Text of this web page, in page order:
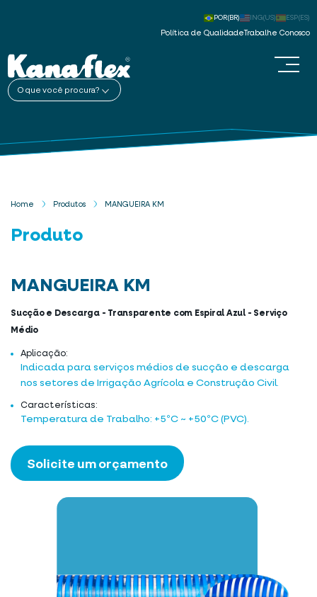
Política de Qualidade Trabalhe Conosco
POR(BR) ING(US) ESP(ES)
O que você procura?
Home Produtos MANGUEIRA KM
Produto
MANGUEIRA KM
Sucção e Descarga - Transparente com Espiral Azul - Serviço
Médio
Aplicação:
Indicada para serviços médios de sucção e descarga
nos setores de Irrigação Agrícola e Construção Civil.
Características:
Temperatura de Trabalho: +5ºC ~ +50ºC (PVC).
Solicite um orçamento